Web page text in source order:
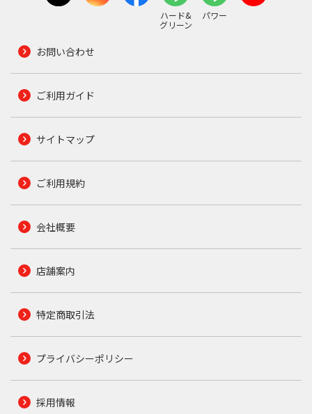
ハード&
グリーン
パワー
お問い合わせ
ご利用ガイド
サイトマップ
ご利用規約
会社概要
店舗案内
特定商取引法
プライバシーポリシー
採用情報